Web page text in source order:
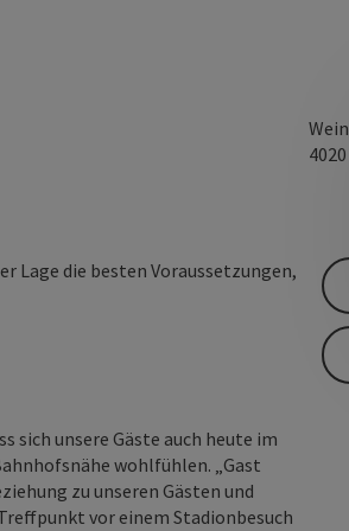
4020
Lage die besten Voraussetzungen,
sich unsere Gäste auch heute im
wohlfühlen. „Gast
zu unseren Gästen und
vor einem Stadionbesuch